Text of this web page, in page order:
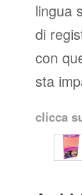
lingua
di
con
sta
clicca